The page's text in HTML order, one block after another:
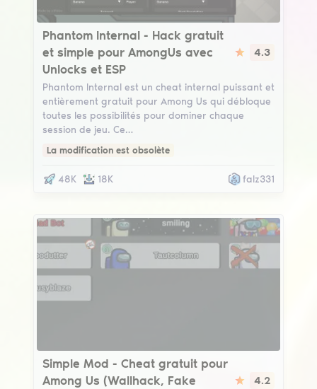
Phantom Internal
Phantom Internal - Hack gratuit
et simple pour AmongUs avec
Unlocks et ESP
4.3
Phantom Internal est un cheat internal puissant et
entièrement gratuit pour Among Us qui débloque
toutes les possibilités pour dominer chaque
session de jeu. Ce…
La modification est obsolète
48K 18K falz331
Simple Mod
Simple Mod - Cheat gratuit pour
Among Us (Wallhack, Fake
4.2